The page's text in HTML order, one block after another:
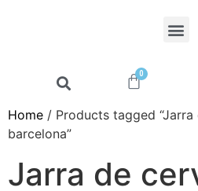
0
Home / Products tagged
barcelona”
Jarra de